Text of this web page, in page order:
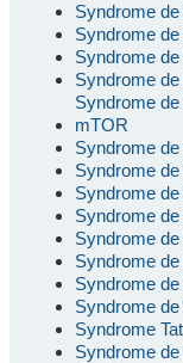
Syndrome
Syndrome
Syndrome
Syndrome
Syndrome
mTOR
Syndrome
Syndrome
Syndrome
Syndrome
Syndrome
Syndrome
Syndrome
Syndrome
Syndrome
Syndrome de